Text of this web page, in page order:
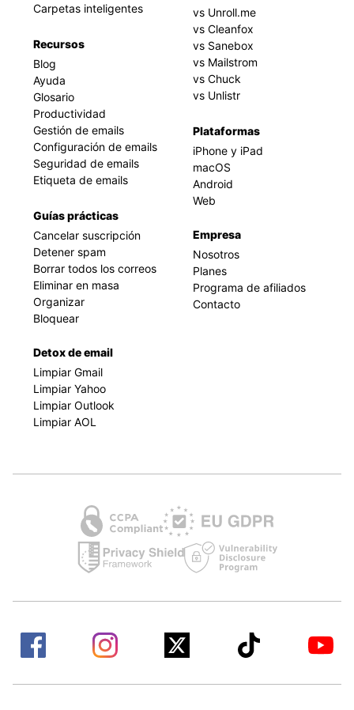
Carpetas inteligentes
Recursos
Blog
Ayuda
Glosario
Productividad
Gestión de emails
Configuración de emails
Seguridad de emails
Etiqueta de emails
Guías prácticas
Cancelar suscripción
Detener spam
Borrar todos los correos
Eliminar en masa
Organizar
Bloquear
Detox de email
Limpiar Gmail
Limpiar Yahoo
Limpiar Outlook
Limpiar AOL
vs Unroll.me
vs Cleanfox
vs Sanebox
vs Mailstrom
vs Chuck
vs Unlistr
Plataformas
iPhone y iPad
macOS
Android
Web
Empresa
Nosotros
Planes
Programa de afiliados
Contacto